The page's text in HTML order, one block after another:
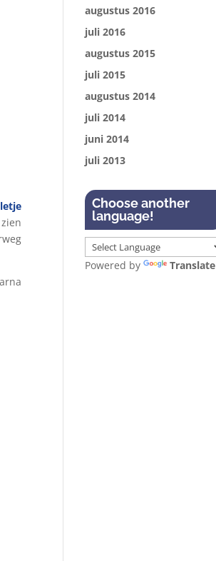
augustus 2016
juli 2016
augustus 2015
juli 2015
augustus 2014
juli 2014
juni 2014
juli 2013
Choose another
language!
Powered by Translate